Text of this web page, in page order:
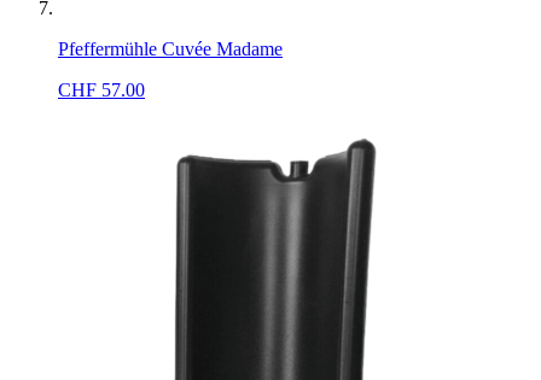
Pfeffermühle Cuvée Madame
CHF 57.00